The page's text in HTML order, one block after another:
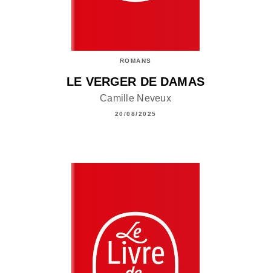
ROMANS
LE VERGER DE DAMAS
Camille Neveux
20/08/2025